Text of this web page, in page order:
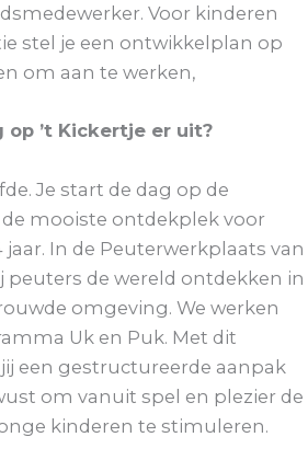
Voor kinderen
stel je een ontwikkelplan op
om aan te werken,
op ’t Kickertje er uit?
Je start de dag op de
mooiste ontdekplek voor
In de Peuterwerkplaats van
peuters de wereld ontdekken in
omgeving. We werken
Uk en Puk. Met dit
een gestructureerde aanpak
om vanuit spel en plezier de
kinderen te stimuleren.